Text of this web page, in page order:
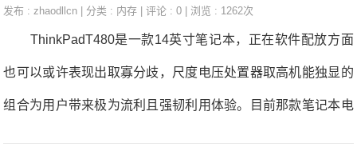
么我更建议你利用频次为2400/2666Mhz的内存条，由于高频
内存对现实体验的影响微乎其微，对于一般配放的电脑，取其
花钱上高频内存，不
发布 :zhaodllcn | 分类 : 内存 | 评论 : 0 | 浏览 : 1262次
ThinkPadT480是一款14英寸笔记本，正在软件配放方面
也可以或许表现出取寡分歧，尺度电压处置器取高机能独显的
组合为用户带来极为流利且强韧利用体验。目前那款笔记本电